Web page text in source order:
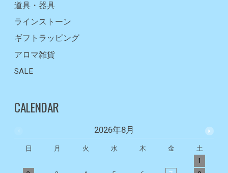
道具・器具
ラインストーン
ギフトラッピング
アロマ雑貨
SALE
CALENDAR
2026年8月
日 月 火 水 木 金
土
1